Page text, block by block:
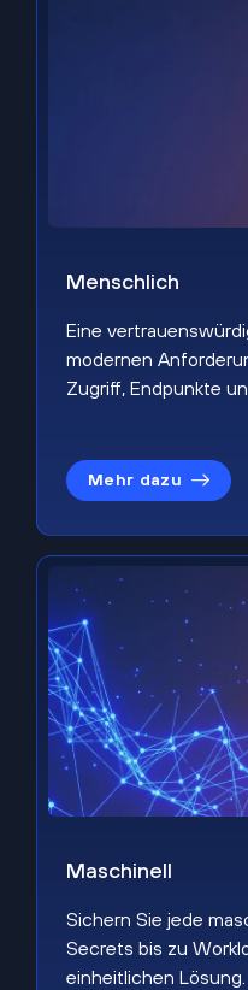
Menschlich
Eine
modernen
Zugriff, Endpunkte
Mehr dazu
Maschinell
Sichern Sie jede
Secrets bis zu
einheitlichen Lösung.